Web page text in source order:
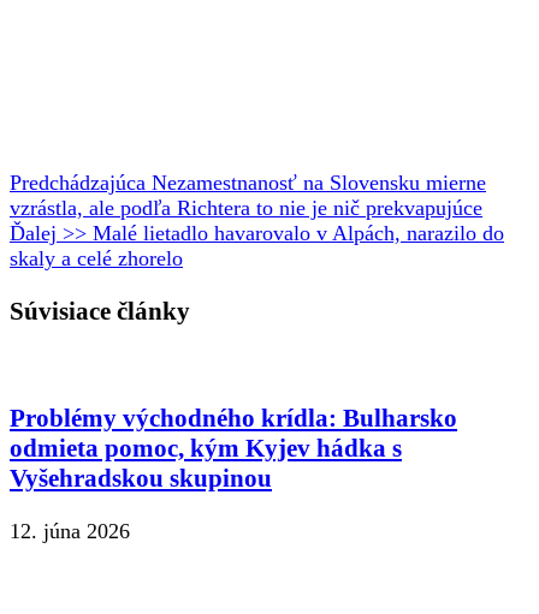
Predchádzajúca Nezamestnanosť na Slovensku mierne
vzrástla, ale podľa Richtera to nie je nič prekvapujúce
Ďalej >> Malé lietadlo havarovalo v Alpách, narazilo do
skaly a celé zhorelo
Súvisiace články
Problémy východného krídla: Bulharsko
odmieta pomoc, kým Kyjev hádka s
Vyšehradskou skupinou
12. júna 2026